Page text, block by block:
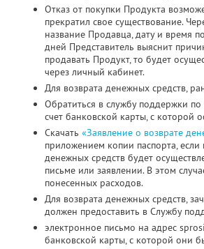
Отказ от покупки Продукта
прекратил свое существование.
название Продавца, дату и время
дней Представитель выяснит
продавать Продукт, то будет
через личный кабинет.
Для возврата денежных средств,
Обратиться в службу поддержки
счет банковской карты, с которой
Скачать «Заявление о возврате
приложением копии паспорта,
денежных средств будет
письме или заявлении. В этом
понесенных расходов.
Для возврата денежных средств,
должен предоставить в Службу
электронное письмо на адрес
банковской карты, с которой они